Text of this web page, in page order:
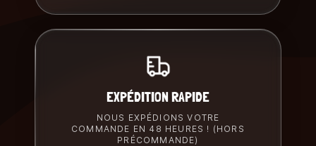
EXPÉDITION RAPIDE
NOUS EXPÉDIONS VOTRE
COMMANDE EN 48 HEURES ! (HORS
PRÉCOMMANDE)